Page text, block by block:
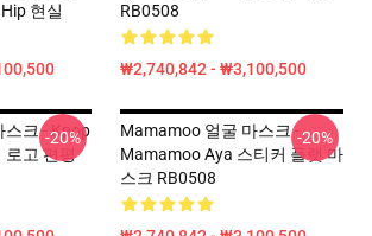
현실
RB0508
₩2,740,842 - ₩3,100,500
스크 - Kpop
로고 편평
-20%
Mamamoo 얼굴 마스크 -
Mamamoo Aya 스티커 플랫 마
스크 RB0508
-20%